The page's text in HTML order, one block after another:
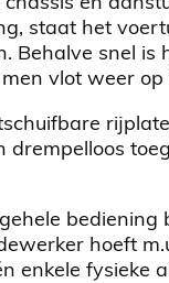
staat het
Behalve snel is
vlot weer op
drempelloos
bediening
hoeft
enkele fysieke